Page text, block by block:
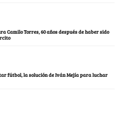
Camilo Torres, 60 años después de haber sido
fútbol, la solución de Iván Mejía para luchar